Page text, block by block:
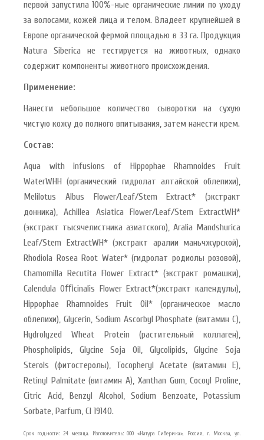
первой запустила 100%-ные органические линии по уходу
за волосами, кожей лица и телом. Владеет крупнейшей в
Европе органической фермой площадью в 33 га. Продукция
Natura Siberica не тестируется на животных, однако
содержит компоненты животного происхождения.
Применение:
Нанести небольшое количество сыворотки на сухую
чистую кожу до полного впитывания, затем нанести крем.
Состав:
Aqua with infusions of Hippophae Rhamnoides Fruit
WaterWHH (органический гидролат алтайской облепихи),
Melilotus Albus Flower/Leaf/Stem Extract* (экстракт
донника), Achillea Asiatica Flower/Leaf/Stem ExtractWH*
(экстракт тысячелистника азиатского), Aralia Mandshurica
Leaf/Stem ExtractWH* (экстракт аралии маньчжурской),
Rhodiola Rosea Root Water* (гидролат родиолы розовой),
Chamomilla Recutita Flower Extract* (экстракт ромашки),
Calendula Oﬃcinalis Flower Extract*(экстракт календулы),
Hippophae Rhamnoides Fruit Oil* (органическое масло
облепихи), Glycerin, Sodium Ascorbyl Phosphate (витамин С),
Hydrolyzed Wheat Protein (растительный коллаген),
Phospholipids, Glycine Soja Oil, Glycolipids, Glycine Soja
Sterols (фитостеролы), Tocopheryl Acetate (витамин Е),
Retinyl Palmitate (витамин А), Xanthan Gum, Cocoyl Proline,
Citric Acid, Benzyl Alcohol, Sodium Benzoate, Potassium
Sorbate, Parfum, CI 19140.
Срок годности: 24 месяца. Изготовитель: ООО «Натура Сиберика», Россия, г. Москва, ул.